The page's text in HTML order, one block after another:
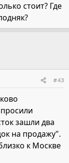
стоит? Где
#43
зашли два
на продажу".
к Москве